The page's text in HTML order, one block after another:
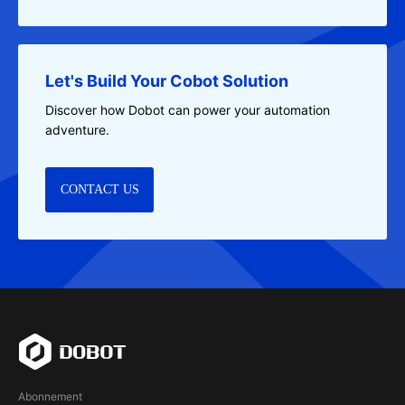
Let's Build Your Cobot Solution
Discover how Dobot can power your automation
adventure.
CONTACT US
Abonnement